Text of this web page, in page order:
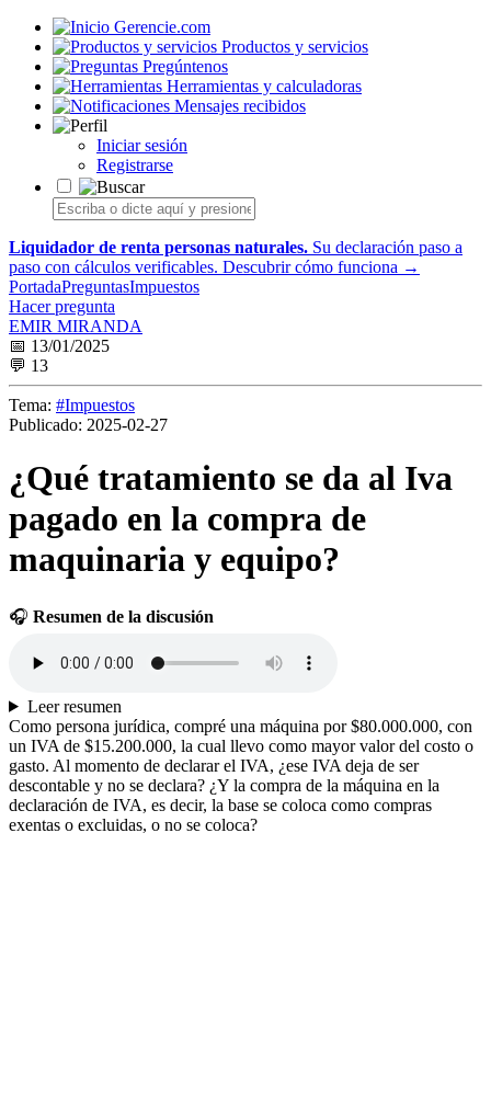
Gerencie.com
Productos y servicios
Pregúntenos
Herramientas y calculadoras
Mensajes recibidos
Iniciar sesión
Registrarse
Liquidador de renta personas naturales. Su declaración paso a
paso con cálculos verificables. Descubrir cómo funciona →
PortadaPreguntasImpuestos
Hacer pregunta
EMIR MIRANDA
📅 13/01/2025
💬 13
Tema: #Impuestos
Publicado: 2025-02-27
¿Qué tratamiento se da al Iva
pagado en la compra de
maquinaria y equipo?
🎧 Resumen de la discusión
Leer resumen
Como persona jurídica, compré una máquina por $80.000.000, con
un IVA de $15.200.000, la cual llevo como mayor valor del costo o
gasto. Al momento de declarar el IVA, ¿ese IVA deja de ser
descontable y no se declara? ¿Y la compra de la máquina en la
declaración de IVA, es decir, la base se coloca como compras
exentas o excluidas, o no se coloca?